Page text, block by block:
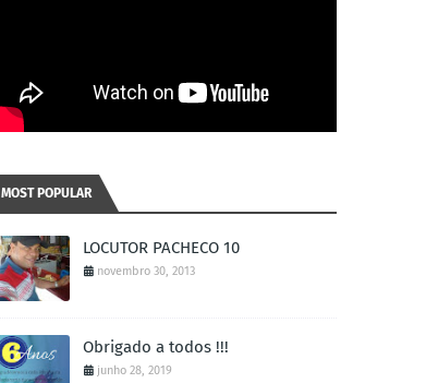
MOST POPULAR
LOCUTOR PACHECO 10
novembro 30, 2013
Obrigado a todos !!!
junho 28, 2019